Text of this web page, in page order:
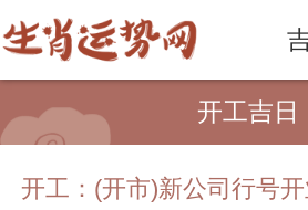
开工吉日
开工：(开市)新公司行号